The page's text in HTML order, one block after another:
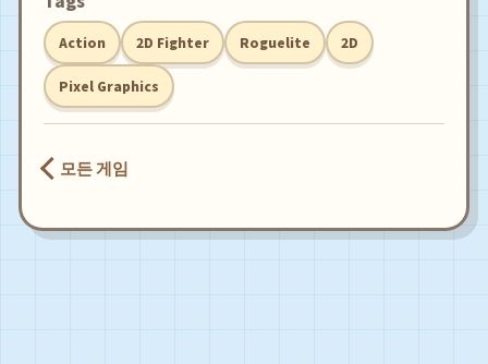
Action 2D Fighter Roguelite 2D
Pixel Graphics
모든 게임